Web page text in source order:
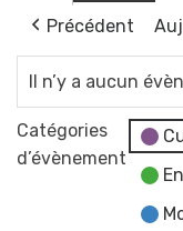
Précédent
Il n’y a aucun
Catégories
d’évènement